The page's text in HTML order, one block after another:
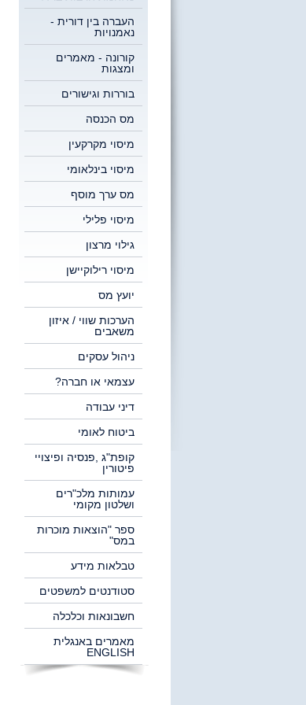
העברה בין דורית -
נאמנויות
קורונה - מאמרים
ומצגות
בוררות וגישורים
מס הכנסה
מיסוי מקרקעין
מיסוי בינלאומי
מס ערך מוסף
מיסוי פלילי
גילוי מרצון
מיסוי רילוקיישן
יועץ מס
הערכות שווי / איזון
משאבים
ניהול עסקים
עצמאי או חברה?
דיני עבודה
ביטוח לאומי
קופת"ג ,פנסיה ופיצויי
פיטורין
עמותות מלכ"רים
ושלטון מקומי
ספר "הוצאות מוכרות
במס"
טבלאות מידע
סטודנטים למשפטים
חשבונאות וכלכלה
מאמרים באנגלית
ENGLISH